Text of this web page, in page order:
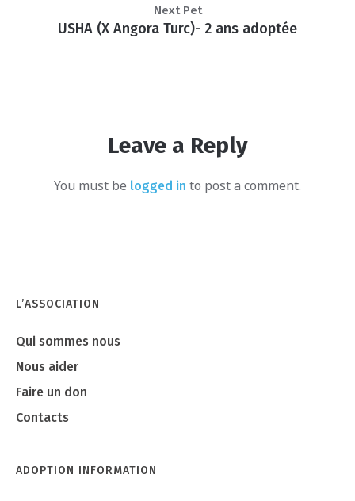
USHA (X Angora Turc)- 2 ans adoptée
Next Pet
Leave a Reply
You must be logged in to post a comment.
L’ASSOCIATION
Qui sommes nous
Nous aider
Faire un don
Contacts
ADOPTION INFORMATION